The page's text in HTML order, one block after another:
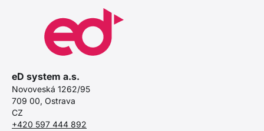
eD system a.s.
Novoveská 1262/95
709 00, Ostrava
CZ
+420 597 444 892